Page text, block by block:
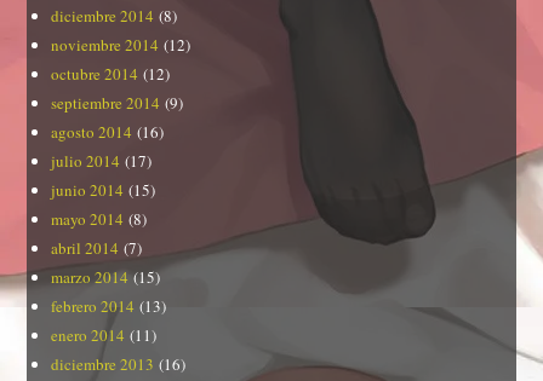
diciembre 2014 (8)
noviembre 2014 (12)
octubre 2014 (12)
septiembre 2014 (9)
agosto 2014 (16)
julio 2014 (17)
junio 2014 (15)
mayo 2014 (8)
abril 2014 (7)
marzo 2014 (15)
febrero 2014 (13)
enero 2014 (11)
diciembre 2013 (16)